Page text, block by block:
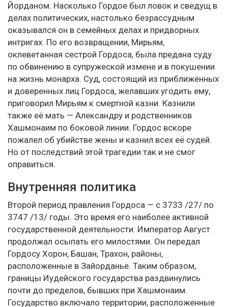
Йорданом. Насколько Гордое был ловок и сведущ в
делах политических, настолько безрассудным
оказывался он в семейных делах и придворных
интригах. По его возвращении, Мирьям,
оклеветанная сестрой Гордоса, была предана суду
по обвинению в супружеской измене и в покушении
на жизнь монарха. Суд, состоящий из приближённых
и доверенных лиц Гордоса, желавших угодить ему,
приговорил Мирьям к смертной казни. Казнили
также её мать — Александру и родственников
Хашмонаим по боковой линии. Гордос вскоре
пожалел об убийстве жены и казнил всех её судей.
Но от последствий этой трагедии так и не смог
оправиться.
Внутренняя политика
Второй период правления Гордоса — с 3733 /27/ по
3747 /13/ годы. Это время его наиболее активной
государственной деятельности. Император Август
продолжал осыпать его милостями. Он передал
Гордосу Хорон, Башан, Трахон, районы,
расположенные в Зайорданье. Таким образом,
границы Иудейского государства раздвинулись
почти до пределов, бывших при Хашмонаим.
Государство включало территории, расположенные